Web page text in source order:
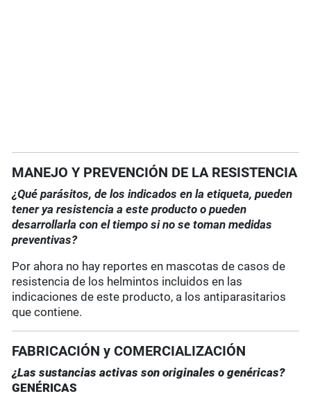
MANEJO Y PREVENCIÓN DE LA RESISTENCIA
¿Qué parásitos, de los indicados en la etiqueta, pueden
tener ya resistencia a este producto o pueden
desarrollarla con el tiempo si no se toman medidas
preventivas?
Por ahora no hay reportes en mascotas de casos de
resistencia de los helmintos incluidos en las
indicaciones de este producto, a los antiparasitarios
que contiene.
FABRICACIÓN y COMERCIALIZACIÓN
¿Las sustancias activas son originales o genéricas?
GENÉRICAS